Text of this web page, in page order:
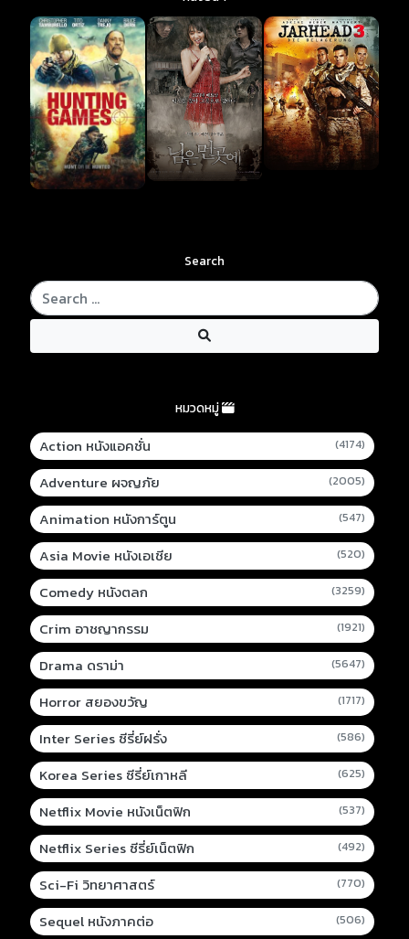
Search
หมวดหมู่
Action หนังแอคชั่น (4174)
Adventure ผจญภัย (2005)
Animation หนังการ์ตูน (547)
Asia Movie หนังเอเชีย (520)
Comedy หนังตลก (3259)
Crim อาชญากรรม (1921)
Drama ดราม่า (5647)
Horror สยองขวัญ (1717)
Inter Series ซีรี่ย์ฝรั่ง (586)
Korea Series ซีรี่ย์เกาหลี (625)
Netflix Movie หนังเน็ตฟิก (537)
Netflix Series ซีรี่ย์เน็ตฟิก (492)
Sci-Fi วิทยาศาสตร์ (770)
Sequel หนังภาคต่อ (506)